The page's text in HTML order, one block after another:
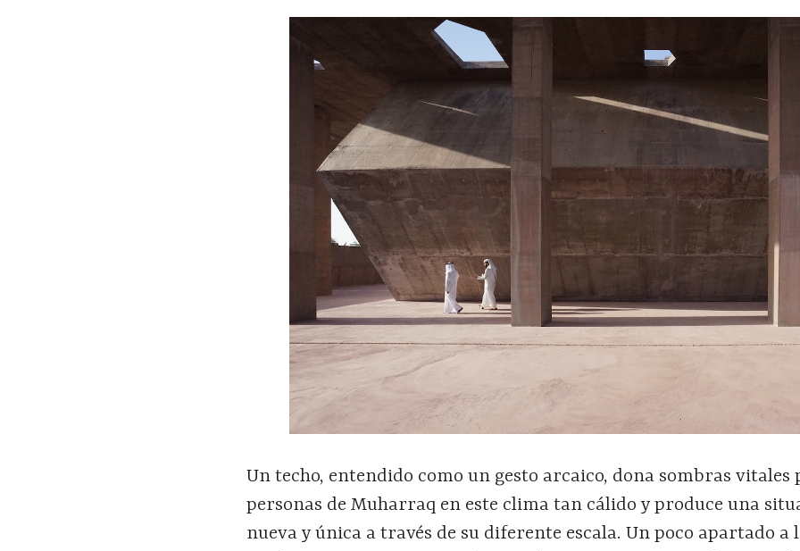
Un techo, entendido como un gesto arcaico, dona sombras vitales
personas de Muharraq en este clima tan cálido y produce una
nueva y única a través de su diferente escala. Un poco apartado a